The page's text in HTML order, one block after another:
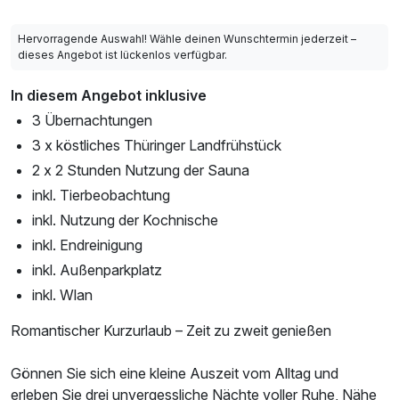
Hervorragende Auswahl! Wähle deinen Wunschtermin jederzeit –
dieses Angebot ist lückenlos verfügbar.
In diesem Angebot inklusive
3 Übernachtungen
3 x köstliches Thüringer Landfrühstück
2 x 2 Stunden Nutzung der Sauna
inkl. Tierbeobachtung
inkl. Nutzung der Kochnische
inkl. Endreinigung
inkl. Außenparkplatz
inkl. Wlan
Romantischer Kurzurlaub – Zeit zu zweit genießen
Gönnen Sie sich eine kleine Auszeit vom Alltag und
erleben Sie drei unvergessliche Nächte voller Ruhe, Nähe